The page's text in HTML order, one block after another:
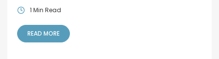
1 Min Read
READ MORE